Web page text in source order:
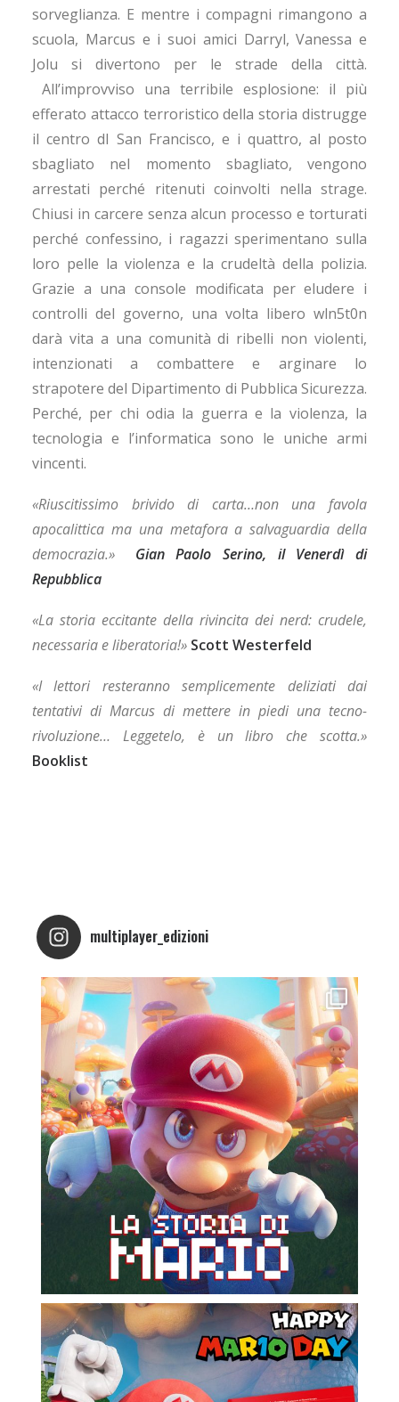
sorveglianza. E mentre i compagni rimangono a
scuola, Marcus e i suoi amici Darryl, Vanessa e
Jolu si divertono per le strade della città.
All’improvviso una terribile esplosione: il più
efferato attacco terroristico della storia distrugge
il centro dI San Francisco, e i quattro, al posto
sbagliato nel momento sbagliato, vengono
arrestati perché ritenuti coinvolti nella strage.
Chiusi in carcere senza alcun processo e torturati
perché confessino, i ragazzi sperimentano sulla
loro pelle la violenza e la crudeltà della polizia.
Grazie a una console modificata per eludere i
controlli del governo, una volta libero wln5t0n
darà vita a una comunità di ribelli non violenti,
intenzionati a combattere e arginare lo
strapotere del Dipartimento di Pubblica Sicurezza.
Perché, per chi odia la guerra e la violenza, la
tecnologia e l’informatica sono le uniche armi
vincenti.
«Riuscitissimo brivido di carta…non una favola
apocalittica ma una metafora a salvaguardia della
democrazia.»
Gian Paolo Serino, il Venerdì di
Repubblica
«La storia eccitante della rivincita dei nerd: crudele,
necessaria e liberatoria!» Scott Westerfeld
«I lettori resteranno semplicemente deliziati dai
tentativi di Marcus di mettere in piedi una tecno-
rivoluzione… Leggetelo, è un libro che scotta.»
Booklist
multiplayer_edizioni